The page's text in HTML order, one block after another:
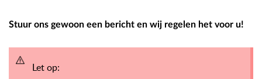
Stuur ons gewoon een bericht en wij regelen het voor u!
Let op: